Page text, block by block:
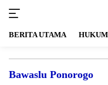
konten
BERITA UTAMA
Bawaslu Ponorogo